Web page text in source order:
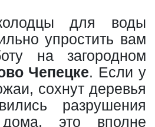
для воды
упростить вам
на загородном
Чепецке. Если у
сохнут деревья
разрушения
это вполне